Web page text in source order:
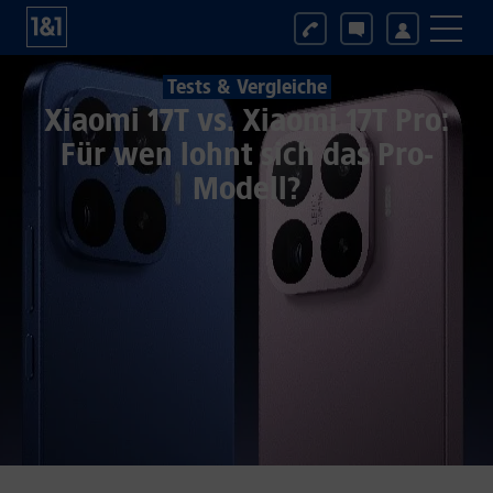
Tests & Vergleiche
Xiaomi 17T vs. Xiaomi 17T Pro:
Für wen lohnt sich das Pro-
Modell?